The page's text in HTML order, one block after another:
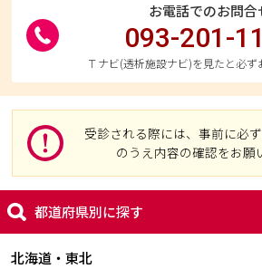
お電話でのお問合
093-201-
Ｔナビ(透析施設ナビ)を見たと必ず
受診される際には、事前に必
のうえ内容の確認をお願
都道府県別に探す
北海道・東北